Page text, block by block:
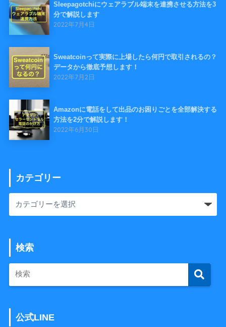
Sleepagotchiにウェアラブル端末を連携させる方法を3
分で解説します
2022年7月4日
Sweatcoinって実際に上場したら何円で取引されるの？
データから徹底予想します！
2022年7月2日
Amazonに電話をして出品のお困りごとを全部解決する
方法を2分で解説します！
2022年6月30日
カテゴリー
検索
公式LINE